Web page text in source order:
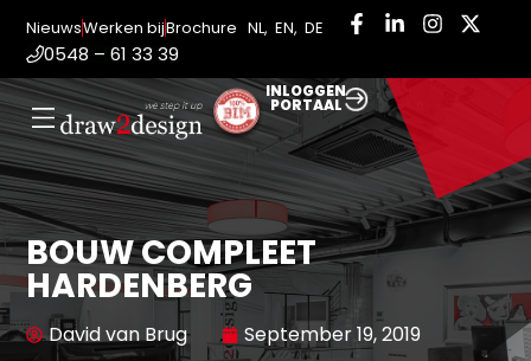
NieuwsWerken bijBrochureNL,EN,DE
0548 – 61 33 39
INLOGGEN
PORTAAL
BOUW COMPLEET
HARDENBERG
David van Brug September 19, 2019